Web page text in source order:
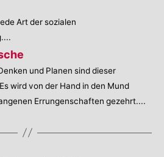
Art der sozialen
und Planen sind dieser
wird von der Hand in den Mund
Errungenschaften gezehrt....